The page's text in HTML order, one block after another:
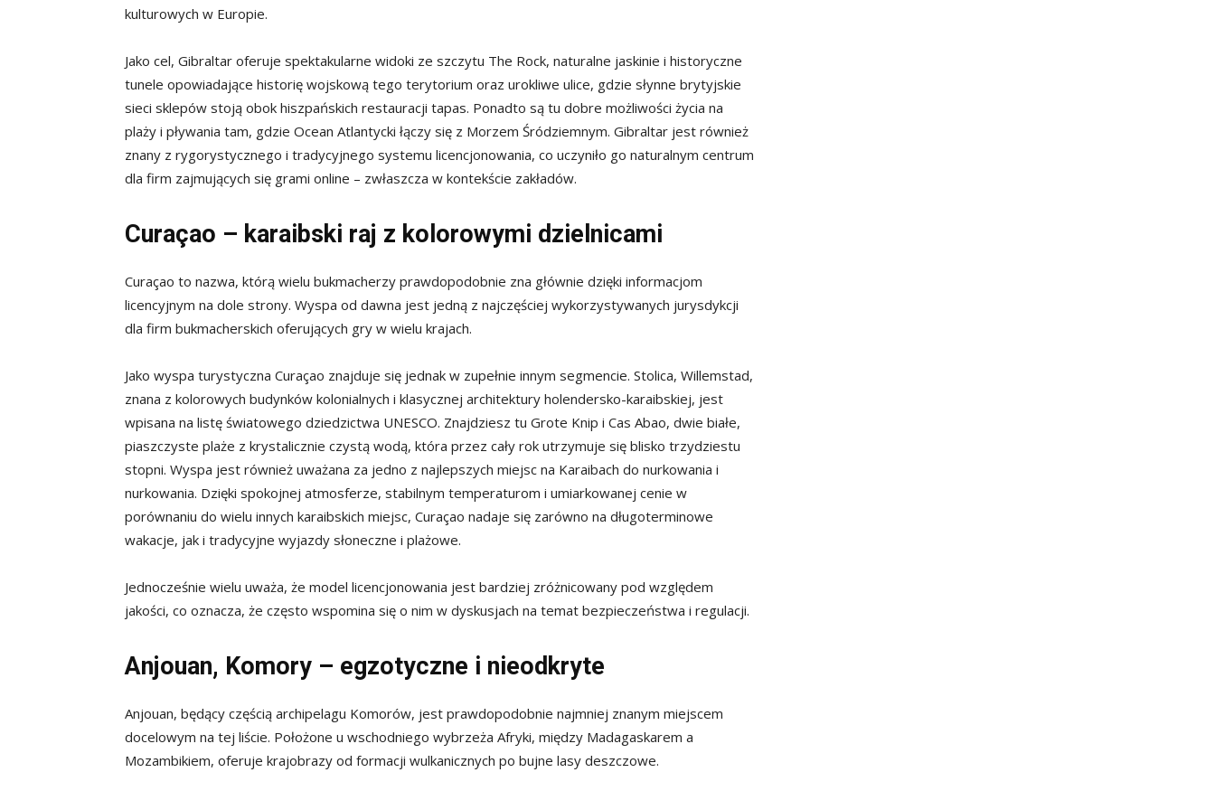
kulturowych w Europie.
Jako cel, Gibraltar oferuje spektakularne widoki ze szczytu The Rock, naturalne jaskinie i historyczne
tunele opowiadające historię wojskową tego terytorium oraz urokliwe ulice, gdzie słynne brytyjskie
sieci sklepów stoją obok hiszpańskich restauracji tapas. Ponadto są tu dobre możliwości życia na
plaży i pływania tam, gdzie Ocean Atlantycki łączy się z Morzem Śródziemnym. Gibraltar jest również
znany z rygorystycznego i tradycyjnego systemu licencjonowania, co uczyniło go naturalnym centrum
dla firm zajmujących się grami online – zwłaszcza w kontekście zakładów.
Curaçao – karaibski raj z kolorowymi dzielnicami
Curaçao to nazwa, którą wielu bukmacherzy prawdopodobnie zna głównie dzięki informacjom
licencyjnym na dole strony. Wyspa od dawna jest jedną z najczęściej wykorzystywanych jurysdykcji
dla firm bukmacherskich oferujących gry w wielu krajach.
Jako wyspa turystyczna Curaçao znajduje się jednak w zupełnie innym segmencie. Stolica, Willemstad,
znana z kolorowych budynków kolonialnych i klasycznej architektury holendersko-karaibskiej, jest
wpisana na listę światowego dziedzictwa UNESCO. Znajdziesz tu Grote Knip i Cas Abao, dwie białe,
piaszczyste plaże z krystalicznie czystą wodą, która przez cały rok utrzymuje się blisko trzydziestu
stopni. Wyspa jest również uważana za jedno z najlepszych miejsc na Karaibach do nurkowania i
nurkowania. Dzięki spokojnej atmosferze, stabilnym temperaturom i umiarkowanej cenie w
porównaniu do wielu innych karaibskich miejsc, Curaçao nadaje się zarówno na długoterminowe
wakacje, jak i tradycyjne wyjazdy słoneczne i plażowe.
Jednocześnie wielu uważa, że model licencjonowania jest bardziej zróżnicowany pod względem
jakości, co oznacza, że często wspomina się o nim w dyskusjach na temat bezpieczeństwa i regulacji.
Anjouan, Komory – egzotyczne i nieodkryte
Anjouan, będący częścią archipelagu Komorów, jest prawdopodobnie najmniej znanym miejscem
docelowym na tej liście. Położone u wschodniego wybrzeża Afryki, między Madagaskarem a
Mozambikiem, oferuje krajobrazy od formacji wulkanicznych po bujne lasy deszczowe.